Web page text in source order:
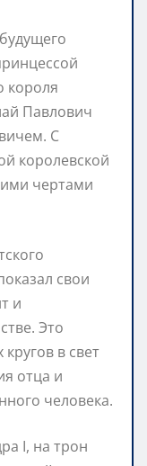
короля
Павлович
С
королевской
чертами
свои
и
Это
в свет
отца и
человека.
I, на трон